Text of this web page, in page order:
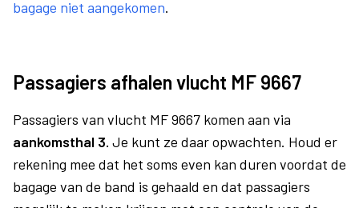
bagage niet aangekomen.
Passagiers afhalen vlucht MF 9667
Passagiers van vlucht MF 9667 komen aan via
aankomsthal 3. Je kunt ze daar opwachten. Houd er
rekening mee dat het soms even kan duren voordat de
bagage van de band is gehaald en dat passagiers